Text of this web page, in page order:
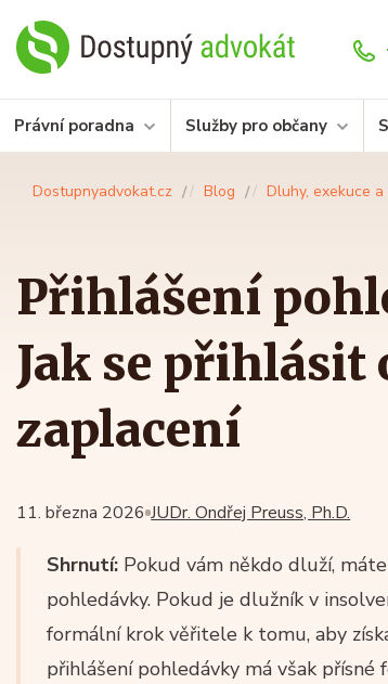
Právní poradna Služby pro občany
Dostupnyadvokat.cz Blog Dluhy, exekuce
Přihlášení
Jak se přihlásit
zaplacení
JUDr. Ondřej Preuss, Ph.D.
11. března 2026
Shrnutí: Pokud vám někdo dluží,
pohledávky. Pokud je dlužník v
formální krok věřitele k tomu, aby
přihlášení pohledávky má však